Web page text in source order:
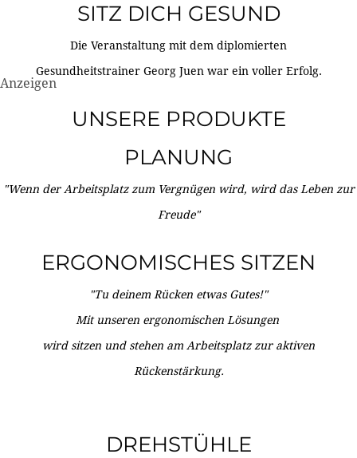
SITZ DICH GESUND
Die Veranstaltung mit dem diplomierten
Gesundheitstrainer Georg Juen war ein voller Erfolg.
Anzeigen
UNSERE PRODUKTE
PLANUNG
"Wenn der Arbeitsplatz zum Vergnügen wird, wird das Leben zur
Freude"
ERGONOMISCHES SITZEN
"Tu deinem Rücken etwas Gutes!"
Mit unseren ergonomischen Lösungen
wird sitzen und stehen am Arbeitsplatz zur aktiven
Rückenstärkung.
DREHSTÜHLE